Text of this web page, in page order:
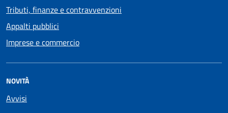
Tributi, finanze e contravvenzioni
Appalti pubblici
Imprese e commercio
NOVITÀ
Avvisi